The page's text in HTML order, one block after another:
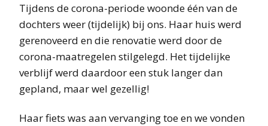
Tijdens de corona-periode woonde één van de
dochters weer (tijdelijk) bij ons. Haar huis werd
gerenoveerd en die renovatie werd door de
corona-maatregelen stilgelegd. Het tijdelijke
verblijf werd daardoor een stuk langer dan
gepland, maar wel gezellig!
Haar fiets was aan vervanging toe en we vonden